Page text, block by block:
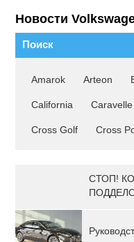
Новости
Поиск
Amarok Arteon
California Caravelle
Cross Golf Cross
СТОП!